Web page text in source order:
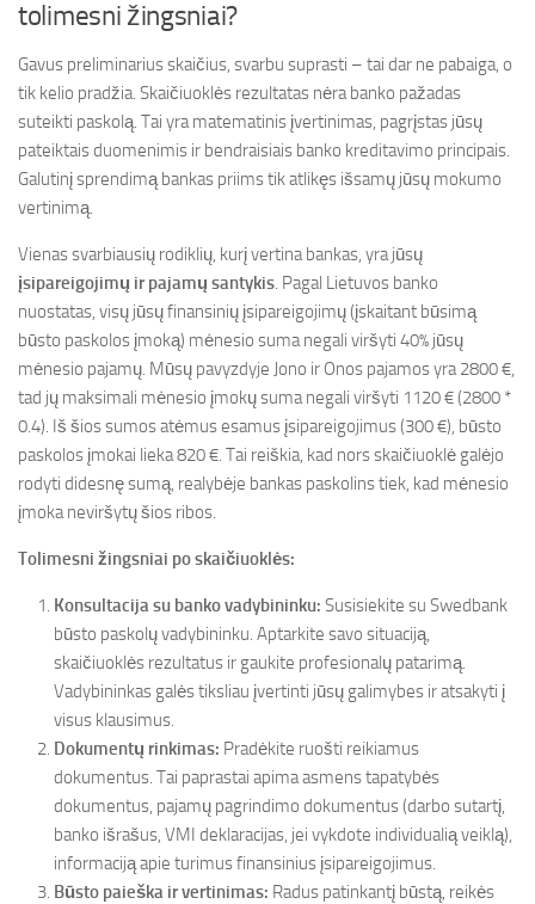
tolimesni žingsniai?
Gavus preliminarius skaičius, svarbu suprasti – tai dar ne pabaiga, o
tik kelio pradžia. Skaičiuoklės rezultatas nėra banko pažadas
suteikti paskolą. Tai yra matematinis įvertinimas, pagrįstas jūsų
pateiktais duomenimis ir bendraisiais banko kreditavimo principais.
Galutinį sprendimą bankas priims tik atlikęs išsamų jūsų mokumo
vertinimą.
Vienas svarbiausių rodiklių, kurį vertina bankas, yra jūsų
įsipareigojimų ir pajamų santykis. Pagal Lietuvos banko
nuostatas, visų jūsų finansinių įsipareigojimų (įskaitant būsimą
būsto paskolos įmoką) mėnesio suma negali viršyti 40% jūsų
mėnesio pajamų. Mūsų pavyzdyje Jono ir Onos pajamos yra 2800 €,
tad jų maksimali mėnesio įmokų suma negali viršyti 1120 € (2800 *
0.4). Iš šios sumos atėmus esamus įsipareigojimus (300 €), būsto
paskolos įmokai lieka 820 €. Tai reiškia, kad nors skaičiuoklė galėjo
rodyti didesnę sumą, realybėje bankas paskolins tiek, kad mėnesio
įmoka neviršytų šios ribos.
Tolimesni žingsniai po skaičiuoklės:
Konsultacija su banko vadybininku: Susisiekite su Swedbank
būsto paskolų vadybininku. Aptarkite savo situaciją,
skaičiuoklės rezultatus ir gaukite profesionalų patarimą.
Vadybininkas galės tiksliau įvertinti jūsų galimybes ir atsakyti į
visus klausimus.
Dokumentų rinkimas: Pradėkite ruošti reikiamus
dokumentus. Tai paprastai apima asmens tapatybės
dokumentus, pajamų pagrindimo dokumentus (darbo sutartį,
banko išrašus, VMI deklaracijas, jei vykdote individualią veiklą),
informaciją apie turimus finansinius įsipareigojimus.
Būsto paieška ir vertinimas: Radus patinkantį būstą, reikės